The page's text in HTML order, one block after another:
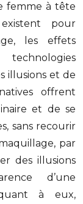
femme à tête
pour
les effets
illusions et de
offrent
et de se
sans recourir
par
des illusions
d’une
à eux,